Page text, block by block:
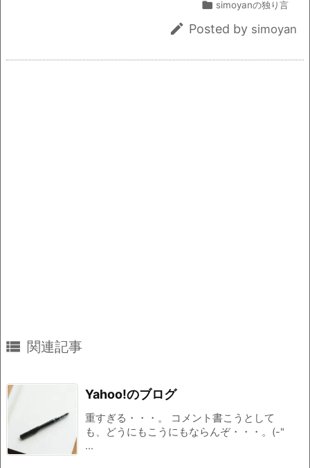
p
y
 simoyanの独り言
 Posted by simoyan
 関連記事
Yahoo!のブログ
重すぎる・・・。 コメント書こうとして
も、どうにもこうにもならんぞ・・・。(-"
...